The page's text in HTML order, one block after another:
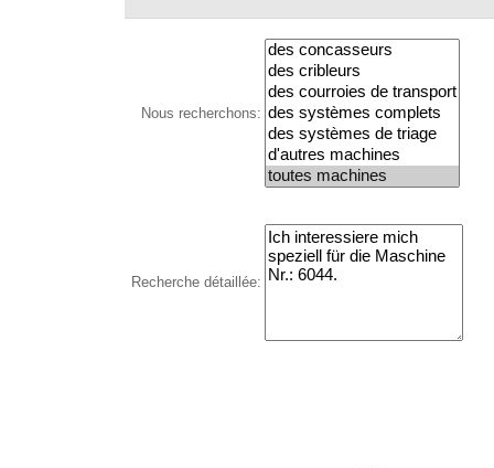
Nous recherchons:
Recherche détaillée: